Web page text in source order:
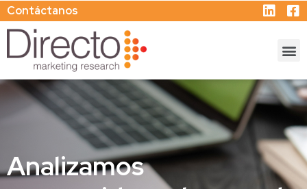
Contáctanos
Analizamos